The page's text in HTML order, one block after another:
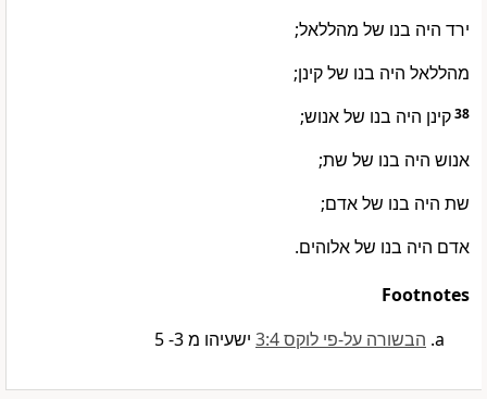
ירד היה בנו של מהללאל;
מהללאל היה בנו של קינן;
38קינן היה בנו של אנוש;
אנוש היה בנו של שת;
שת היה בנו של אדם;
אדם היה בנו של אלוהים.
Footnotes
הבשורה על-פי לוקס 3:4
ישעיהו מ 3- 5